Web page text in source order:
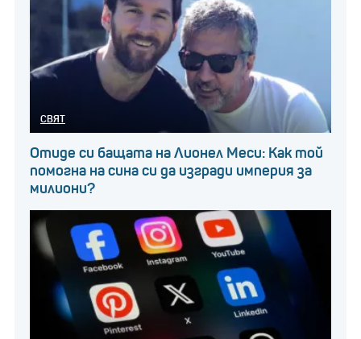
СВЯТ
Отиде си бащата на Лионел Меси: Как той
помогна на сина си да изгради империя за
милиони?